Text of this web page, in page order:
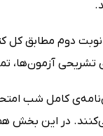
دوم مطابق
تشریحی آزمون‌ها،
کامل شب